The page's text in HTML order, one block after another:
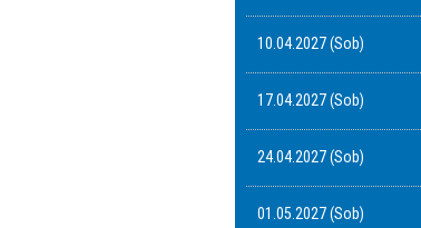
10.04.2027 (Sob)
17.04.2027 (Sob)
24.04.2027 (Sob)
01.05.2027 (Sob)